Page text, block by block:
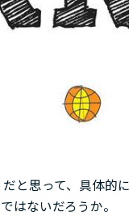
と思って、具体的
はないだろうか。